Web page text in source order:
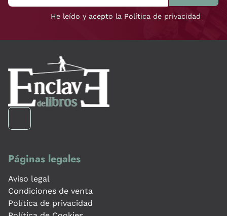
He leído y acepto la Política de privacidad
Páginas legales
Aviso legal
Condiciones de venta
Política de privacidad